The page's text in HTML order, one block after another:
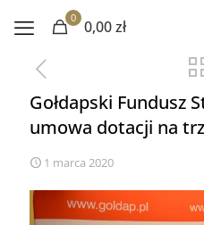
0 0,00 zł
Gołdapski Fundusz
umowa dotacji na
1 marca 2020